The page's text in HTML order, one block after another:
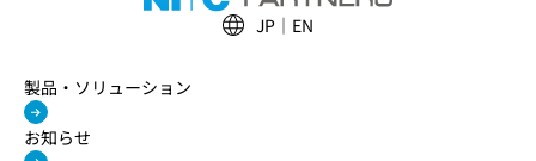
JP EN
製品・ソリューション
お知らせ